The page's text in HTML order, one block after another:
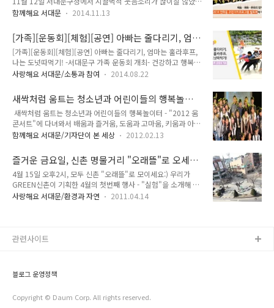
생이 연 1,000여명에 이른다고 합니다. 12일에는 13개의 프로
그램 발표가 있었지요. * 구청 강당의 벽면에는 자치센터에서 실
쓴 서예반의 붓글씨가 걸렸습니다. 그림 속의 인물화는 주인공이
말을 걸 듯 정겹게 느..
데요. 무슨일이 벌어진걸까요? 주민자치 프로그램을 통해서 배
데요. 다양한 문화·여가활동을 알리고, 주민들의 열린 공간인 자
치회관이 소통과 화합의 장으로 발전하기 위한 자리였답니다. 주
민자치 프로그램 발표회는 주민의 능동적인 참여를 통해 진정한
주민 자치 능력을 함양하고, 지역 주민이 함께 즐기고 화합할 수
있는 문화예술 축제를 지향하기 위해서 열린 자리입니다. 2014
주민 등 400여명과 함께 한 아주 뜻깊은 자리로, 아마추어이기
에 더 친근하고, 더 가까웠고, 수강..
함께해요 서대문 2014.11.13
[가족][운동회][체험][공연] 아빠는 줄다리기, 엄
마는 훌라후프, 나는 도넛따먹기! -서대문구 가족
운동회 개최-
[가족][운동회][체험][공연] 아빠는 줄다리기, 엄마는 훌라후프,
나는 도넛따먹기! -서대문구 가족 운동회 개최- 건강하고 행복한
가정! 화목한 부부와 건강한 자녀는 많은 이들의 꿈이지요!! 우
기 위해 [하나되는 가족! 한마음 가족운동회]를 개최합니다!! 서
대문 한마음 가족운동회는요, 가정의 중요성을 다시 한 번 생각
하고, 건강한 가정을 위한 개인·가정·사회의 적극적인 참여를
위해 마련되었어요~^^* 이번 운동회 개요는 다음과 같습니다!
일시 : 2014년 9월 13일 오후 1시 ~ 4시 (약 3시간) 장소 : 서대
서대문구 건강가정 지원센터 & 다문화가족 지원센터 우리 서..
사랑해요 서대문/소통과 참여 2014.08.22
새싹처럼 움트는 청소년과 어린이들의 행복놀이
터 - "2012 움 콘서트"에 다녀와서
새싹처럼 움트는 청소년과 어린이들의 행복놀이터 - "2012 움
콘서트"에 다녀와서 배움과 즐거움, 도움과 고마움, 키움과 아름
다움이 있는 행복 놀이터 지난 주는 대부분의 중고등학교가 졸업
대한 꿈과 희망을 품고 각오를 새롭게 하는 학생들의 진지한 모
습을 보면서 앞으로의 우리 교육의 방향성과 교육 목표에 대한
의식의 변화에 생각하게 됩니다. 배움에는 즐거움이 있어야 하
고, 학생들은 무한 경쟁이 아닌 서로 도움을 주고 받는 고마움이
있어야 하며, 그로 인해 함께 커가고 아름다운 세상을 만드는 행
함께해요 서대문/기자단이 본 세상 2012.02.13
즐거운 금요일, 신촌 명물거리 "오래뜰"로 오세
요!
4월 15일 오후2시, 모두 신촌 "오래뜰"로 모이세요:) 우리가
GREEN신촌이 기획한 4월의 첫번째 행사 - "실험"을 소개해 드
릴게요. "오래뜰" 이라는 이름의 행사인데요, 오래뜰은 대문 안
일단 장소를 보여드릴게요.^^ 많은 분들이 이 곳 자주 다니실텐
서 시작합니다! 오래뜰 '소리가 있는 공감' 행사 진행내용을 볼까
사랑해요 서대문/환경과 자연 2011.04.14
블로그 운영정책
Copyright © Daum Corp. All rights reserved.
관련사이트